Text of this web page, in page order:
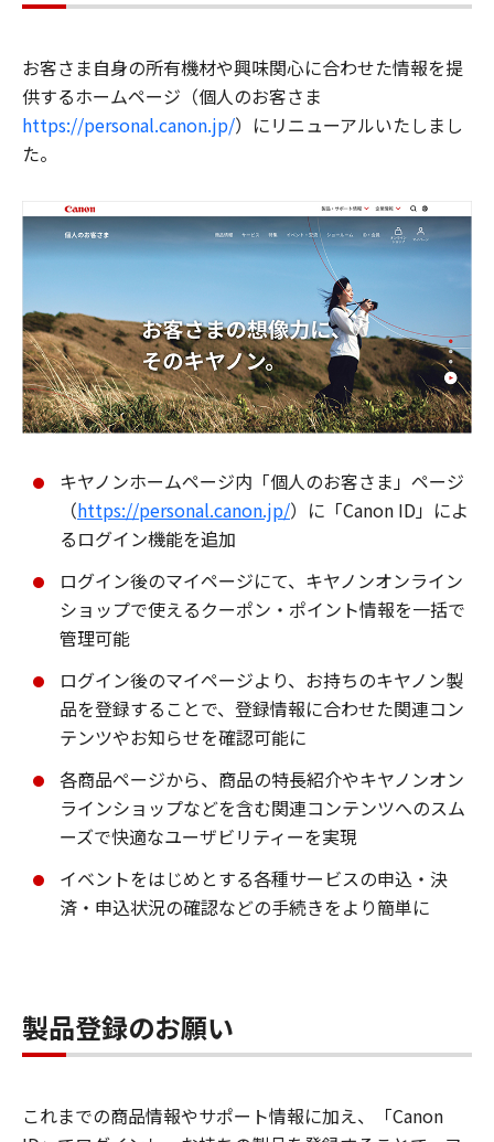
お客さま自身の所有機材や興味関心に合わせた情報を提
供するホームページ（個人のお客さま
https://personal.canon.jp/）にリニューアルいたしまし
た。
キヤノンホームページ内「個人のお客さま」ページ
（https://personal.canon.jp/）に「Canon ID」によ
るログイン機能を追加
ログイン後のマイページにて、キヤノンオンライン
ショップで使えるクーポン・ポイント情報を一括で
管理可能
ログイン後のマイページより、お持ちのキヤノン製
品を登録することで、登録情報に合わせた関連コン
テンツやお知らせを確認可能に
各商品ページから、商品の特長紹介やキヤノンオン
ラインショップなどを含む関連コンテンツへのスム
ーズで快適なユーザビリティーを実現
イベントをはじめとする各種サービスの申込・決
済・申込状況の確認などの手続きをより簡単に
製品登録のお願い
これまでの商品情報やサポート情報に加え、「Canon